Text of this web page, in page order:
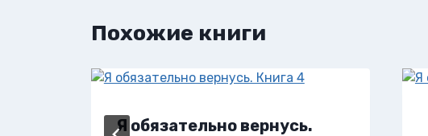
Похожие книги
Я обязательно вернусь.